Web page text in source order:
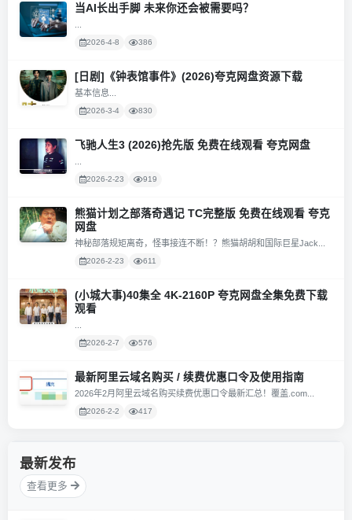
当AI长出手脚 未来你还会被需要吗？
2026-4-8 386
[日剧]《钟表馆事件》(2026)夸克网盘资源下载
基本信息...
2026-3-4 830
飞驰人生3 (2026)抢先版 免费在线观看 夸克网盘
2026-2-23 919
熊猫计划之部落奇遇记 TC完整版 免费在线观看 夸克
网盘
神秘部落规矩离奇，怪事接连不断！？熊猫胡胡和国际巨星Jack...
2026-2-23 611
(小城大事)40集全 4K-2160P 夸克网盘全集免费下载
观看
2026-2-7 576
最新阿里云域名购买 / 续费优惠口令及使用指南
2026年2月阿里云域名购买续费优惠口令最新汇总！覆盖.com...
2026-2-2 417
最新发布
查看更多